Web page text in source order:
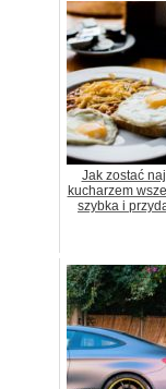
Jak zostać
kucharzem
szybka i